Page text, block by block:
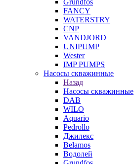
Grundfos
FANCY
WATERSTRY
CNP
VANDJORD
UNIPUMP
Wester
IMP PUMPS
Насосы скважинные
Назад
Насосы скважинные
DAB
WILO
Aquario
Pedrollo
Джилекс
Belamos
Водолей